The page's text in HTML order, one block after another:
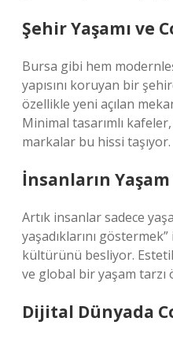
Şehir Yaşamı ve
Bursa gibi hem
yapısını koruyan bir
özellikle yeni açılan
Minimal tasarımlı
markalar bu hissi taşıyor.
İnsanların Yaşam
Artık insanlar sadece
yaşadıklarını
kültürünü besliyor.
ve global bir yaşam tarzı
Dijital Dünyada